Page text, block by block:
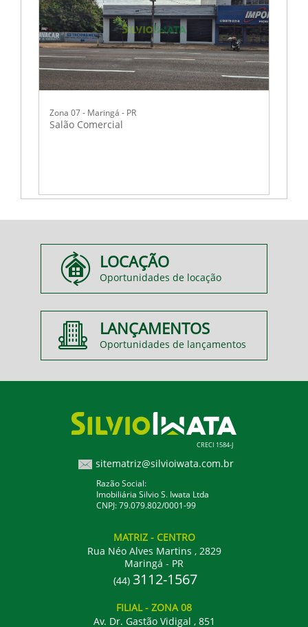
Zona 07 - Maringá - PR
Salão Comercial
LOCAÇÃO
Oportunidades de locação
LANÇAMENTOS
Oportunidades de lançamentos
CRECI 1584-J
sitematriz@silvioiwata.com.br
Razão Social:
Imobiliária Silvio S. Iwata Ltda
CNPJ: 79.079.802/0001-99
MATRIZ - CENTRO
Rua Néo Alves Martins , 2829
Maringá - PR
(44) 3112-1567
FILIAL- ZONA 08
Av. Dr. Gastão Vidigal , 851